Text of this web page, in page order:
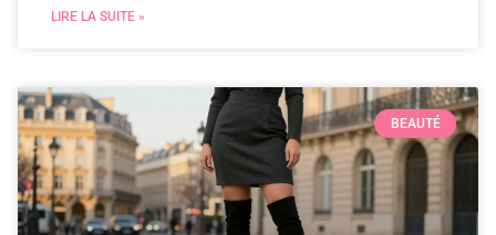
LIRE LA SUITE »
BEAUTÉ